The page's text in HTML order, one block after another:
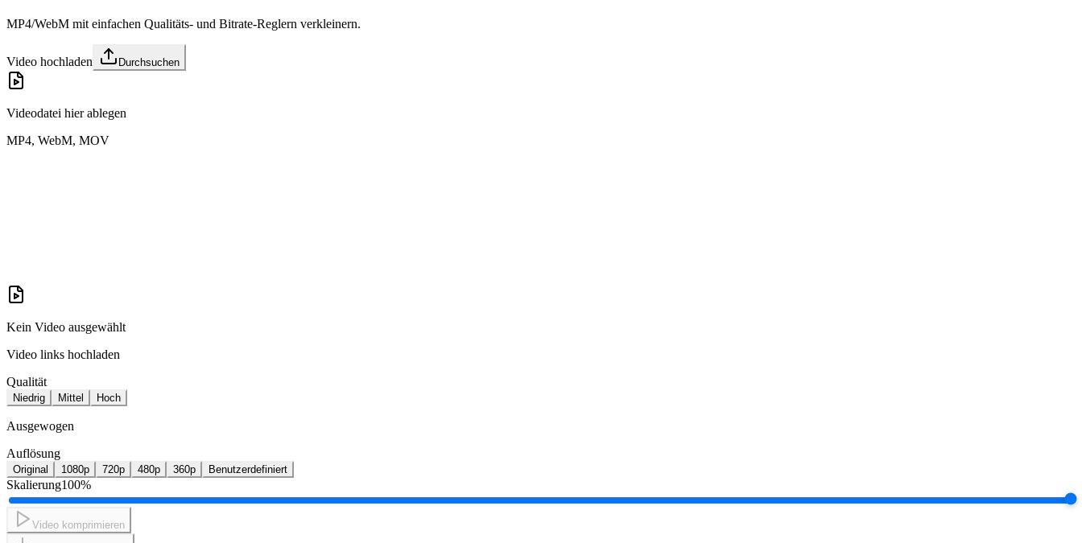
MP4/WebM mit einfachen Qualitäts- und Bitrate-Reglern verkleinern.
Video hochladen Durchsuchen
Videodatei hier ablegen
MP4, WebM, MOV
Kein Video ausgewählt
Video links hochladen
Qualität
Niedrig Mittel Hoch
Ausgewogen
Auflösung
Original 1080p 720p 480p 360p Benutzerdefiniert
Skalierung100%
Video komprimieren